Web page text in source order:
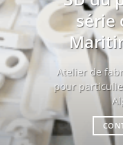
série
Atelier de
pour